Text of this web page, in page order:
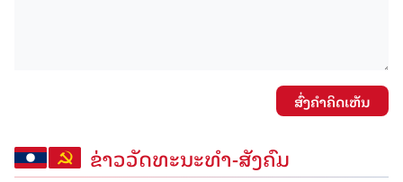
ສົ່ງຄໍາຄິດເຫັນ
ຂ່າວວັດທະນະທຳ-ສັງຄົມ